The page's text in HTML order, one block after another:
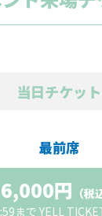
当日チケット
最前席
6,000円 （税
まで YELL